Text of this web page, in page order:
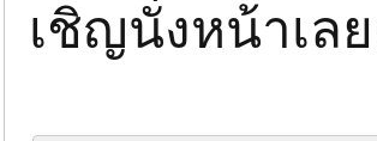
เชิญนั่งหน้าเล